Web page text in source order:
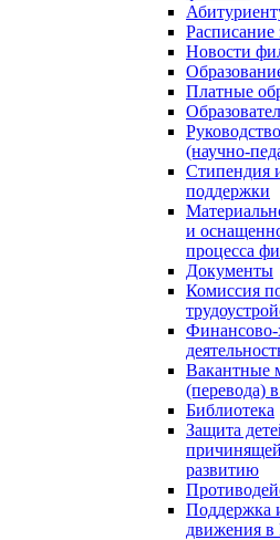
Расписание
Новости
Платные
(научно-
Стипендия
поддержки
и
процесса
Документы
Комиссия
Финансово-
Вакантные
(перевода)
Библиотека
Защита
развитию
Поддержка
движения в